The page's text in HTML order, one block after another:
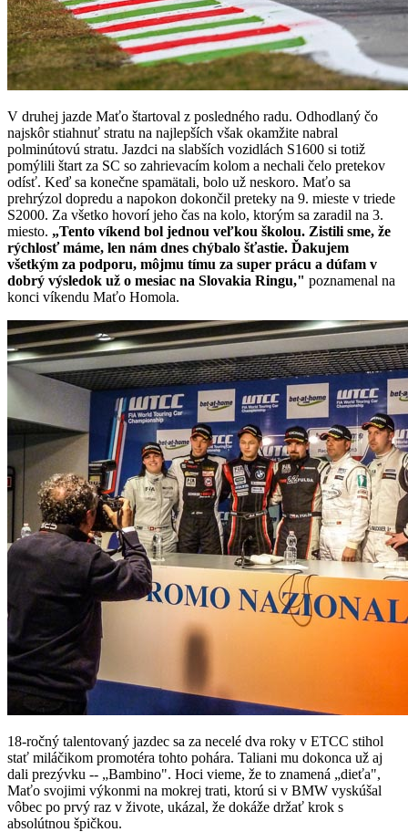
V druhej jazde Maťo štartoval z posledného radu. Odhodlaný čo
najskôr stiahnuť stratu na najlepších však okamžite nabral
polminútovú stratu. Jazdci na slabších vozidlách S1600 si totiž
pomýlili štart za SC so zahrievacím kolom a nechali čelo pretekov
odísť. Keď sa konečne spamätali, bolo už neskoro. Maťo sa
prehrýzol dopredu a napokon dokončil preteky na 9. mieste v triede
S2000. Za všetko hovorí jeho čas na kolo, ktorým sa zaradil na 3.
miesto. „Tento víkend bol jednou veľkou školou. Zistili sme, že
rýchlosť máme, len nám dnes chýbalo šťastie. Ďakujem
všetkým za podporu, môjmu tímu za super prácu a dúfam v
dobrý výsledok už o mesiac na Slovakia Ringu," poznamenal na
konci víkendu Maťo Homola.
18-ročný talentovaný jazdec sa za necelé dva roky v ETCC stihol
stať miláčikom promotéra tohto pohára. Taliani mu dokonca už aj
dali prezývku -- „Bambino". Hoci vieme, že to znamená „dieťa",
Maťo svojimi výkonmi na mokrej trati, ktorú si v BMW vyskúšal
vôbec po prvý raz v živote, ukázal, že dokáže držať krok s
absolútnou špičkou.